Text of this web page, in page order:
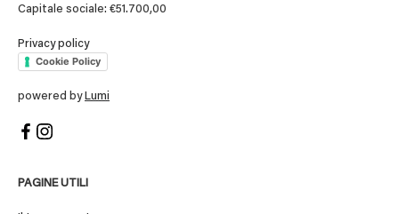
Capitale sociale: €51.700,00
Privacy policy
Cookie Policy
powered by Lumi
PAGINE UTILI